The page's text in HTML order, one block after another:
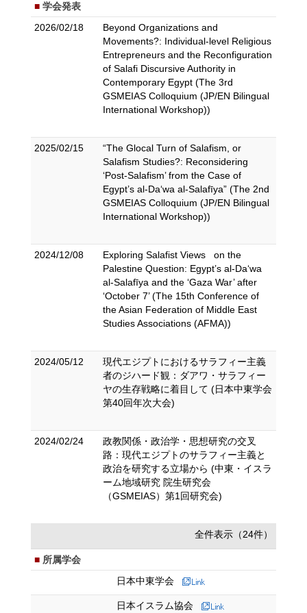
学会発表
2026/02/18
Beyond Organizations and
Movements?: Individual-level Religious
Entrepreneurs and the Reconfiguration
of Salafi Discursive Authority in
Contemporary Egypt (The 3rd
GSMEIAS Colloquium (JP/EN Bilingual
International Workshop))
2025/02/15
“The Glocal Turn of Salafism, or
Salafism Studies?: Reconsidering
‘Post-Salafism’ from the Case of
Egypt’s al-Da‘wa al-Salafīya” (The 2nd
GSMEIAS Colloquium (JP/EN Bilingual
International Workshop))
2024/12/08
Exploring Salafist Views on the
Palestine Question: Egypt’s al-Da‘wa
al-Salafīya and the ‘Gaza War’ after
‘October 7’ (The 15th Conference of
the Asian Federation of Middle East
Studies Associations (AFMA))
2024/05/12
現代エジプトにおけるサラフィー主義
者のジハード観：ダアワ・サラフィー
ヤの生存戦略に着目して (日本中東学会
第40回年次大会)
2024/02/24
政教関係・政治学・思想研究の交叉
路：現代エジプトのサラフィー主義と
政治を研究する立場から (中東・イスラ
ーム地域研究 院生研究会
（GSMEIAS）第1回研究会)
全件表示（24件）
所属学会
日本中東学会
日本イスラム協会